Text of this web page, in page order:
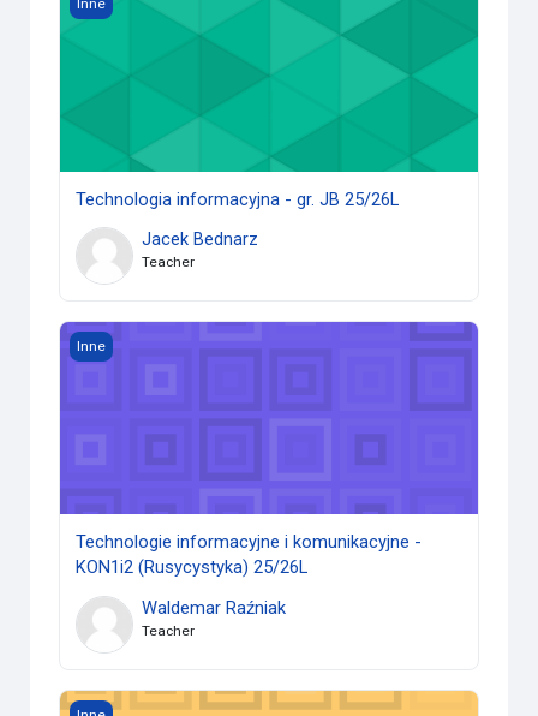
Technologia informacyjna - gr. JB 25/26L
Jacek Bednarz
Teacher
Technologie informacyjne i komunikacyjne - KON1i2
Inne
Technologie informacyjne i komunikacyjne -
KON1i2 (Rusycystyka) 25/26L
Waldemar Raźniak
Teacher
TI - gr. EMB (IPSiR) 25/26L